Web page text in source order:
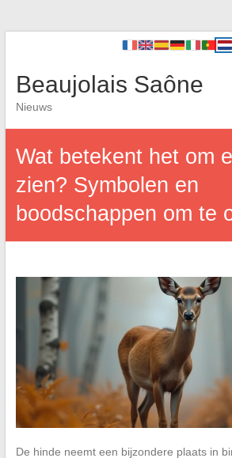
Beaujolais Saône
Nieuws
Wat betekent het om
zien? Symbolen en
boodschappen om te
De hinde neemt een bijzondere plaats in